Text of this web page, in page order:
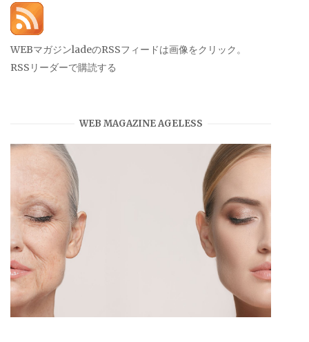
WEBマガジンladeのRSSフィードは画像をクリック。
RSSリーダーで購読する
WEB MAGAZINE AGELESS